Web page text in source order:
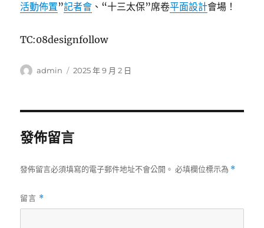
活動佈置”記者會 、“十三太保”席卷平面設計會場！
TC:08designfollow
作
admin
發
2025 年 9 月 2 日
發佈留言
發佈留言必須填寫的電子郵件地址不會公開。 必填欄位標示為 *
留言 *